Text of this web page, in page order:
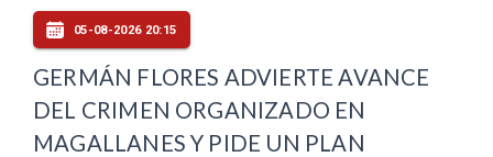
05-08-2026 20:15
GERMÁN FLORES ADVIERTE AVANCE
DEL CRIMEN ORGANIZADO EN
MAGALLANES Y PIDE UN PLAN